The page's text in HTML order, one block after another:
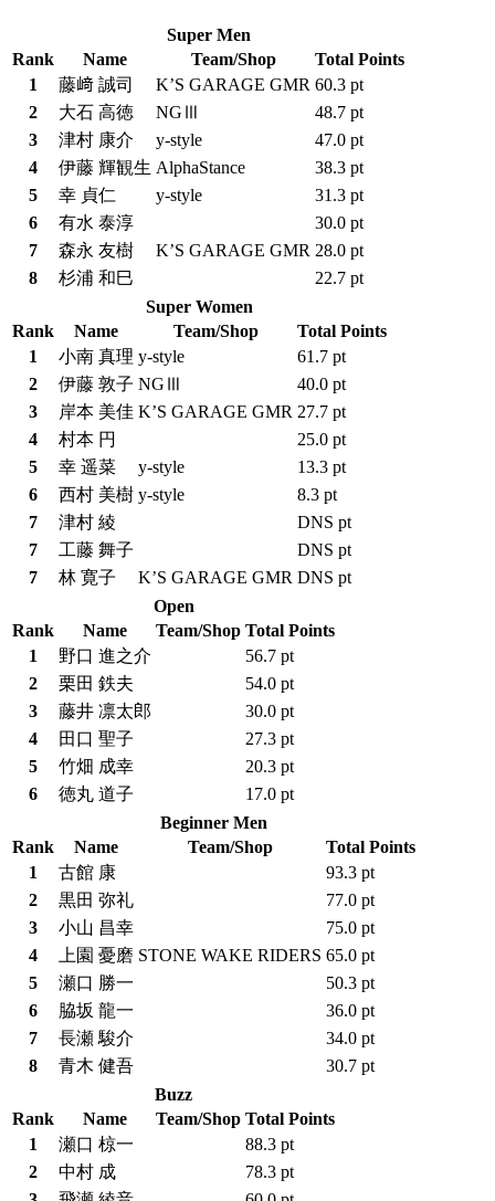
Super Men
Rank
Name Team/Shop
Total Points
1
藤﨑 誠司 K’S GARAGE GMR 60.3 pt
2
大石 高徳 NGⅢ
48.7 pt
3
津村 康介 y-style
47.0 pt
4
伊藤 輝観生 AlphaStance
38.3 pt
5
幸 貞仁 y-style
31.3 pt
6
有水 泰淳
30.0 pt
7
森永 友樹 K’S GARAGE GMR 28.0 pt
8
杉浦 和巳
22.7 pt
Super Women
Rank
Name Team/Shop
Total Points
1
小南 真理 y-style
61.7 pt
2
伊藤 敦子 NGⅢ
40.0 pt
3
岸本 美佳 K’S GARAGE GMR 27.7 pt
4
村本 円
25.0 pt
5
幸 遥菜 y-style
13.3 pt
6
西村 美樹 y-style
8.3 pt
7
津村 綾
DNS pt
7
工藤 舞子
DNS pt
7
林 寛子 K’S GARAGE GMR DNS pt
Open
Rank
Name Team/Shop Total Points
1
野口 進之介
56.7 pt
2
栗田 鉄夫
54.0 pt
3
藤井 凛太郎
30.0 pt
4
田口 聖子
27.3 pt
5
竹畑 成幸
20.3 pt
6
徳丸 道子
17.0 pt
Beginner Men
Rank
Name Team/Shop
Total Points
1
古館 康
93.3 pt
2
黒田 弥礼
77.0 pt
3
小山 昌幸
75.0 pt
4
上園 憂磨 STONE WAKE RIDERS 65.0 pt
5
瀬口 勝一
50.3 pt
6
脇坂 龍一
36.0 pt
7
長瀬 駿介
34.0 pt
8
青木 健吾
30.7 pt
Buzz
Rank
Name Team/Shop Total Points
1
瀬口 椋一
88.3 pt
2
中村 成
78.3 pt